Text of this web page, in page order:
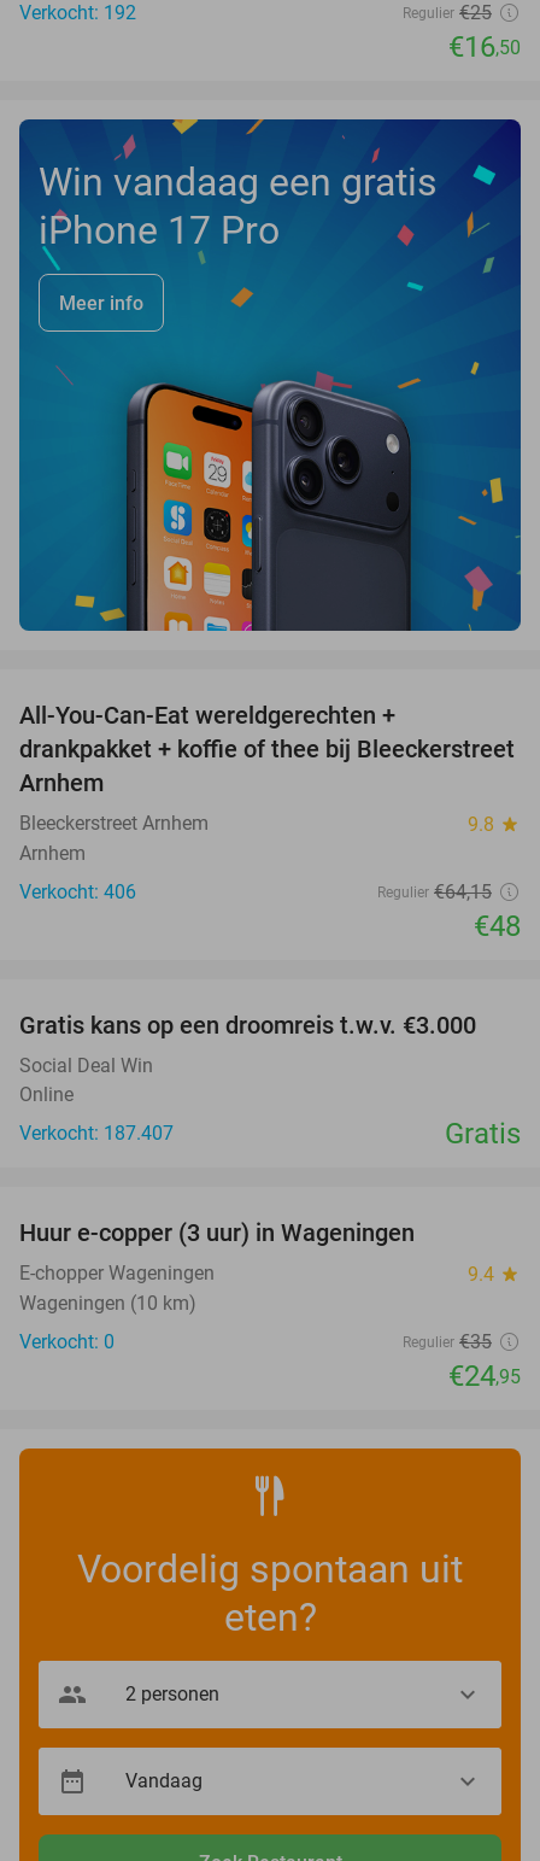
Verkocht: 192
Regulier €25
€16,50
Win vandaag een gratis
iPhone 17 Pro
Meer info
All-You-Can-Eat wereldgerechten +
drankpakket + koffie of thee bij Bleeckerstreet
Arnhem
Bleeckerstreet Arnhem 9.8 star
Arnhem
Verkocht: 406
Regulier €64,15
€48
Gratis kans op een droomreis t.w.v. €3.000
Social Deal Win
Online
Verkocht: 187.407
Gratis
TODAY
Huur e-copper (3 uur) in Wageningen
E-chopper Wageningen 9.4 star
Wageningen (10 km)
Verkocht: 0
Regulier €35
€24,95
Voordelig spontaan uit
eten?